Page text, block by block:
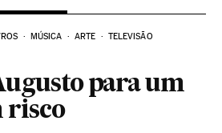
MÚSICA ARTE TELEVISÃO
para um
risco